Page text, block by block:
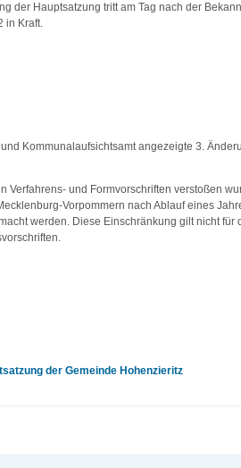
der Hauptsatzung tritt am Tag nach der
in Kraft.
Kommunalaufsichtsamt angezeigte 3.
Verfahrens- und Formvorschriften verstoßen
Vorpommern nach Ablauf eines
werden. Diese Einschränkung gilt nicht für
der Gemeinde Hohenzieritz